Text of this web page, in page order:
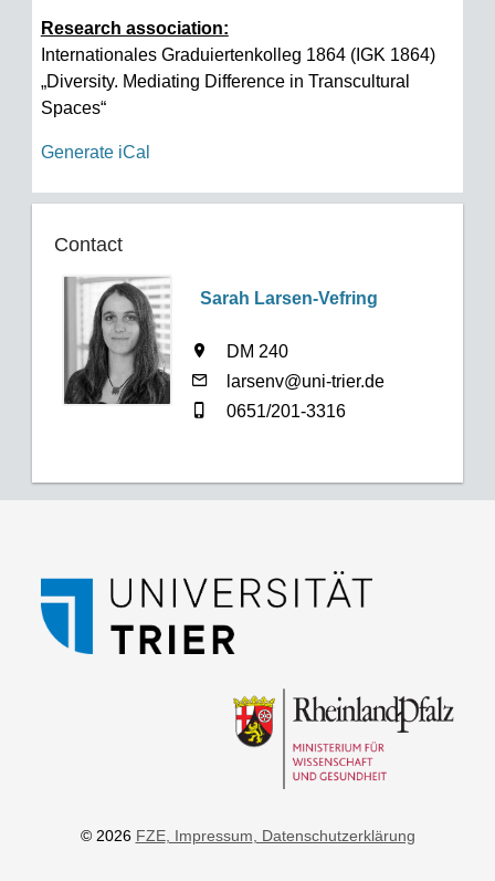
Research association:
Internationales Graduiertenkolleg 1864 (IGK 1864)
„Diversity. Mediating Difference in Transcultural
Spaces“
Generate iCal
Contact
Sarah Larsen-Vefring
DM 240
larsenv@uni-trier.de
0651/201-3316
© 2026 FZE, Impressum, Datenschutzerklärung